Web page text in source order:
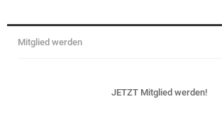
Mitglied werden
JETZT Mitglied werden!